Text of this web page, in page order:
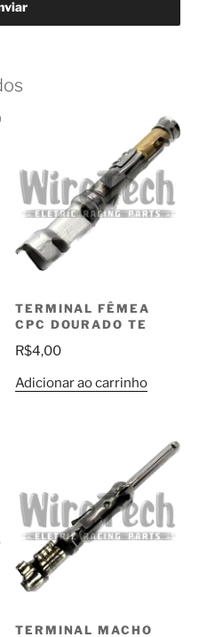
TERMINAL FÊMEA
CPC DOURADO TE
R$4,00
Adicionar ao carrinho
TERMINAL MACHO